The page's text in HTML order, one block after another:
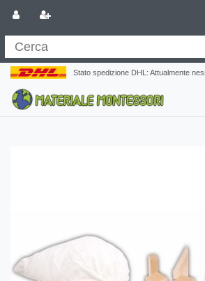
Stato spedizione DHL: Attualmente